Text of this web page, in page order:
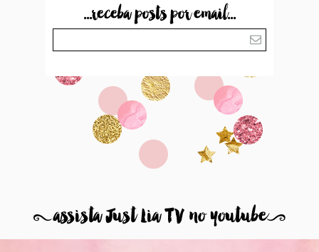
...receba posts por email...
8assista Just Lia TV no youtube9